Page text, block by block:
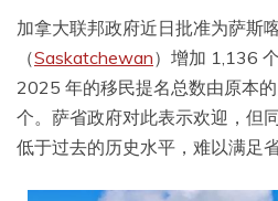
加拿大联邦政府近日批准为萨斯
（Saskatchewan）增加 1,136
2025 年的移民提名总数由原本
个。萨省政府对此表示欢迎，但
低于过去的历史水平，难以满足